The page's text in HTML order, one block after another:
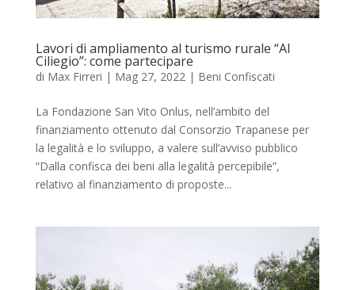
Lavori di ampliamento al turismo rurale “Al
Ciliegio”: come partecipare
di Max Firreri | Mag 27, 2022| Beni Confiscati
La Fondazione San Vito Onlus, nell’ambito del
finanziamento ottenuto dal Consorzio Trapanese per
la legalità e lo sviluppo, a valere sull’avviso pubblico
“Dalla confisca dei beni alla legalità percepibile”,
relativo al finanziamento di proposte...